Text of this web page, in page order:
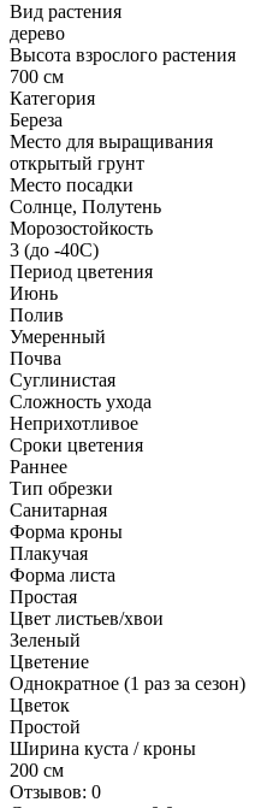
Вид растения
дерево
Высота взрослого растения
700 см
Категория
Береза
Место для выращивания
открытый грунт
Место посадки
Солнце, Полутень
Морозостойкость
3 (до -40С)
Период цветения
Июнь
Полив
Умеренный
Почва
Суглинистая
Сложность ухода
Неприхотливое
Сроки цветения
Раннее
Тип обрезки
Санитарная
Форма кроны
Плакучая
Форма листа
Простая
Цвет листьев/хвои
Зеленый
Цветение
Однократное (1 раз за сезон)
Цветок
Простой
Ширина куста / кроны
200 см
Отзывов: 0